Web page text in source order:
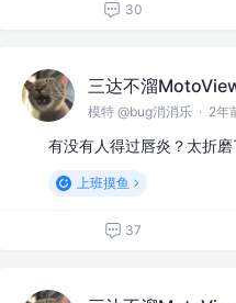
30
三达不溜
模特 @bug消消乐 · 2年
有没有人得过唇炎？太折磨
上班摸鱼
37